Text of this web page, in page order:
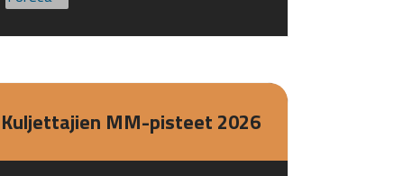
Kuljettajien MM-pisteet 2026